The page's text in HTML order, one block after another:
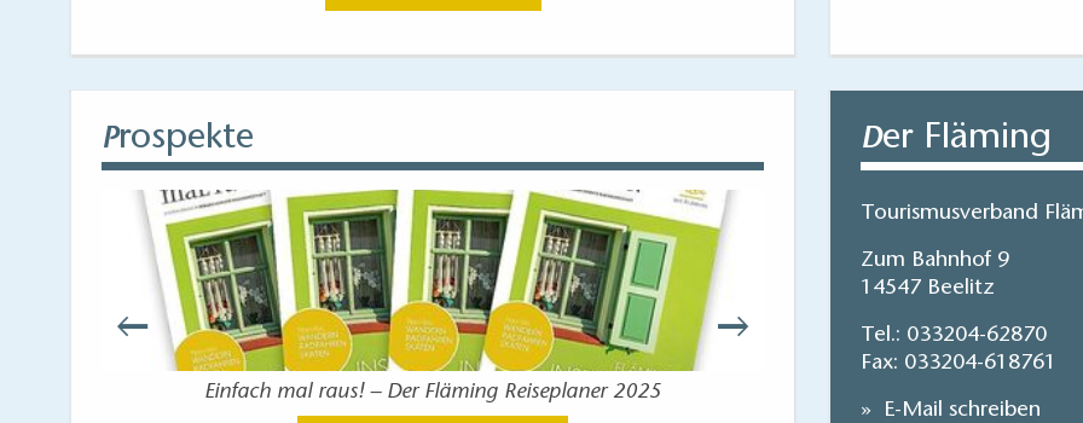
Prospekte
Einfach mal raus! – Der Fläming Reiseplaner 2025
Der Fläming
Tourismusverband
Zum Bahnhof 9
14547 Beelitz
Tel.: 033204-62870
Fax: 033204-618761
E-Mail schreiben